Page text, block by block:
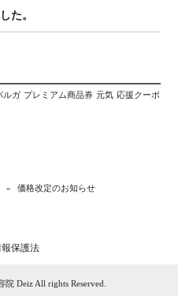
た。
ルガ プレミアム商品券 元気 応援クーポ
» 価格改定のお知らせ
保護法
Deiz All rights Reserved.